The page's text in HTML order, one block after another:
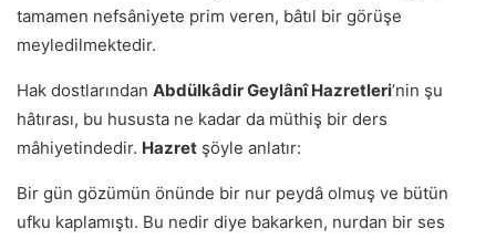
tamamen nefsâniyete prim veren, bâtıl bir görüşe
meyledilmektedir.
Hak dostlarından Abdülkâdir Geylânî Hazretleriʼnin şu
hâtırası, bu hususta ne kadar da müthiş bir ders
mâhiyetindedir. Hazret şöyle anlatır:
Bir gün gözümün önünde bir nur peydâ olmuş ve bütün
ufku kaplamıştı. Bu nedir diye bakarken, nurdan bir ses